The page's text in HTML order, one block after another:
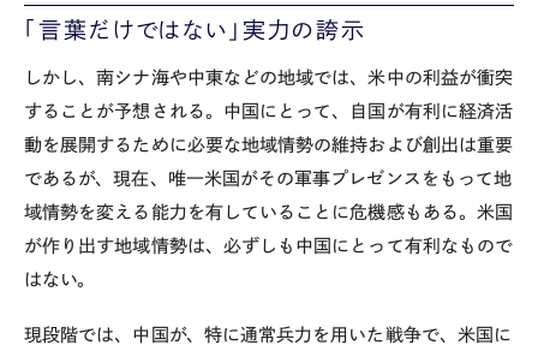
「言葉だけではない」実力の誇示
しかし、南シナ海や中東などの地域では、米中の利益が衝突
することが予想される。中国にとって、自国が有利に経済活
動を展開するために必要な地域情勢の維持および創出は重要
であるが、現在、唯一米国がその軍事プレゼンスをもって地
域情勢を変える能力を有していることに危機感もある。米国
が作り出す地域情勢は、必ずしも中国にとって有利なもので
はない。
現段階では、中国が、特に通常兵力を用いた戦争で、米国に